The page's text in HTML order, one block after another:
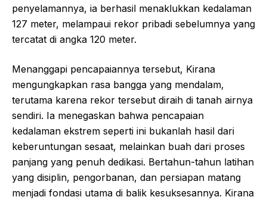
penyelamannya, ia berhasil menaklukkan kedalaman
127 meter, melampaui rekor pribadi sebelumnya yang
tercatat di angka 120 meter.
Menanggapi pencapaiannya tersebut, Kirana
mengungkapkan rasa bangga yang mendalam,
terutama karena rekor tersebut diraih di tanah airnya
sendiri. Ia menegaskan bahwa pencapaian
kedalaman ekstrem seperti ini bukanlah hasil dari
keberuntungan sesaat, melainkan buah dari proses
panjang yang penuh dedikasi. Bertahun-tahun latihan
yang disiplin, pengorbanan, dan persiapan matang
menjadi fondasi utama di balik kesuksesannya. Kirana